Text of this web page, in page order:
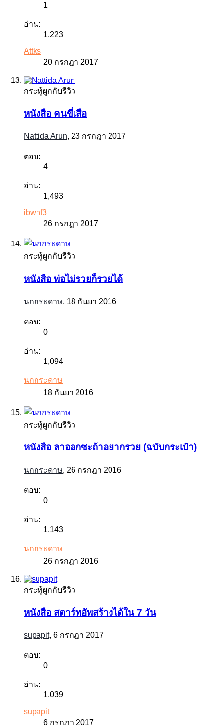
1
อ่าน:
1,223
Attks
20 กรกฎา 2017
กระทู้ผูกกับรีวิว
หนังสือ คนขี่เสือ
Nattida Arun, 23 กรกฎา 2017
ตอบ:
4
อ่าน:
1,493
ibwnf3
26 กรกฎา 2017
กระทู้ผูกกับรีวิว
หนังสือ พ่อไม่รวยก็รวยได้
นกกระดาษ, 18 กันยา 2016
ตอบ:
0
อ่าน:
1,094
นกกระดาษ
18 กันยา 2016
กระทู้ผูกกับรีวิว
หนังสือ ลาออกซะถ้าอยากรวย (ฉบับกระเป๋า)
นกกระดาษ, 26 กรกฎา 2016
ตอบ:
0
อ่าน:
1,143
นกกระดาษ
26 กรกฎา 2016
กระทู้ผูกกับรีวิว
หนังสือ สตาร์ทอัพสร้างได้ใน 7 วัน
supapit, 6 กรกฎา 2017
ตอบ:
0
อ่าน:
1,039
supapit
6 กรกฎา 2017